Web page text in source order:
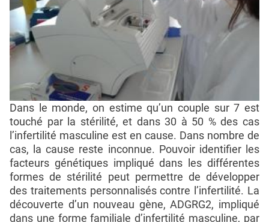
Dans le monde, on estime qu’un couple sur 7 est
touché par la stérilité, et dans 30 à 50 % des cas
l’infertilité masculine est en cause. Dans nombre de
cas, la cause reste inconnue. Pouvoir identifier les
facteurs génétiques impliqué dans les différentes
formes de stérilité peut permettre de développer
des traitements personnalisés contre l’infertilité. La
découverte d’un nouveau gène, ADGRG2, impliqué
dans une forme familiale d’infertilité masculine, par